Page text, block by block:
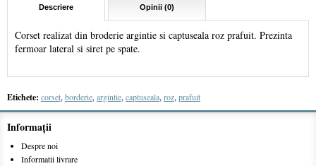
Descriere Opinii (0)
Corset realizat din broderie argintie si captuseala roz prafuit. Prezinta
fermoar lateral si siret pe spate.
Etichete: corset, borderie, argintie, captuseala, roz, prafuit
Informaţii
Despre noi
Informatii livrare